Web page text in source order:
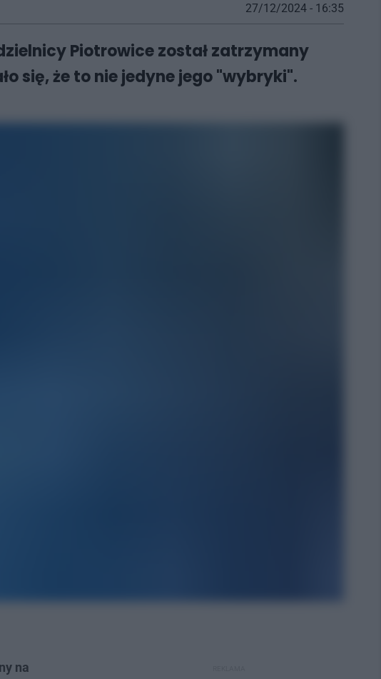
27/12/2024 - 16:35
Piotrowice został zatrzymany
się, że to nie jedyne jego "wybryki".
na